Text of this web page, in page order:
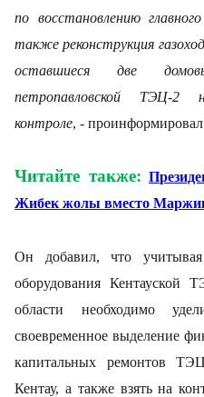
по восстановлению
также реконструкция
оставшиеся две
петропавловской ТЭЦ-2
контроле, -
Читайте также:
Жибек жолы вместо
Он добавил, что
оборудования Кентауской
области необходимо
своевременное выделение
капитальных ремонтов
Кентау, а также взять на